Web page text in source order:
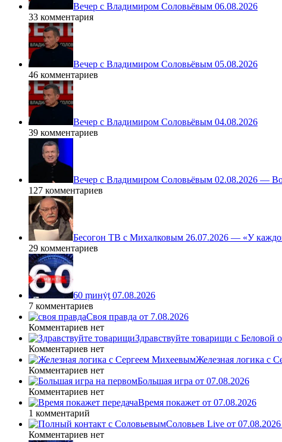
Вечер с Владимиром Соловьёвым 06.08.2026
33 комментария
Вечер с Владимиром Соловьёвым 05.08.2026
46 комментариев
Вечер с Владимиром Соловьёвым 04.08.2026
39 комментариев
Вечер с Владимиром Соловьёвым 02.08.2026 —
127 комментариев
Бесогон ТВ с Михалковым 26.07.2026 — «У
29 комментариев
60 ṃинẏƫ 07.08.2026
7 комментариев
Своя правда от 7.08.2026
Комментариев нет
Здравствуйте товарищи с Беловой
Комментариев нет
Железная логика с
Комментариев нет
Большая игра от 07.08.2026
Комментариев нет
Время покажет от 07.08.2026
1 комментарий
Соловьев Live от
Комментариев нет